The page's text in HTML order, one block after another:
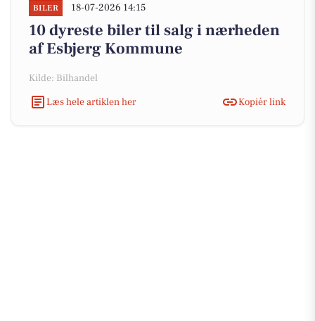
BILER 18-07-2026 14:15
10 dyreste biler til salg i nærheden
af Esbjerg Kommune
Kilde: Bilhandel
Læs hele artiklen her
Kopiér link